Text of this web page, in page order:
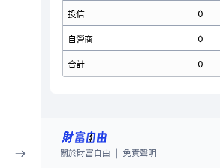
投信
自營商
合計
0
0
0
關於財富自由 免責聲明